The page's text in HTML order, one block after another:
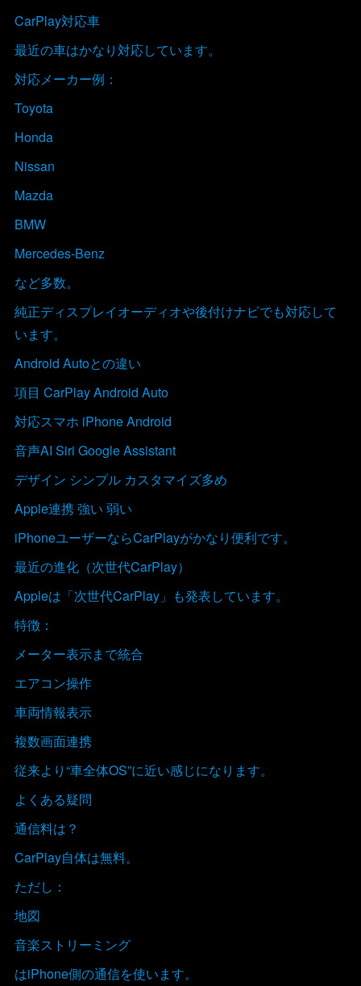
CarPlay対応車
最近の車はかなり対応しています。
対応メーカー例：
Toyota
Honda
Nissan
Mazda
BMW
Mercedes-Benz
など多数。
純正ディスプレイオーディオや後付けナビでも対応して
います。
Android Autoとの違い
項目 CarPlay Android Auto
対応スマホ iPhone Android
音声AI Siri Google Assistant
デザイン シンプル カスタマイズ多め
Apple連携 強い 弱い
iPhoneユーザーならCarPlayがかなり便利です。
最近の進化（次世代CarPlay）
Appleは「次世代CarPlay」も発表しています。
特徴：
メーター表示まで統合
エアコン操作
車両情報表示
複数画面連携
従来より“車全体OS”に近い感じになります。
よくある疑問
通信料は？
CarPlay自体は無料。
ただし：
地図
音楽ストリーミング
はiPhone側の通信を使います。